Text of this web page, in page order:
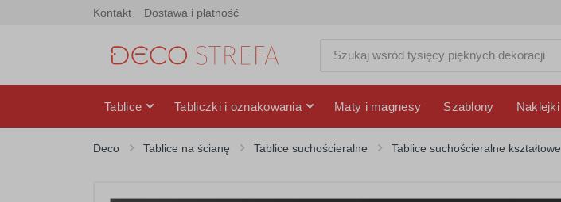
Kontakt Dostawa i płatność
Tablice Tabliczki i oznakowania Maty i magnesy Szablony Naklejki
Deco Tablice na ścianę Tablice suchościeralne Tablice suchościeralne kształtowe